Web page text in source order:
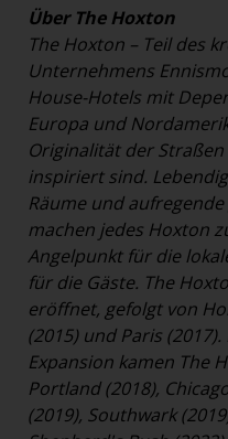
Über The Hoxton
The Hoxton – Teil des
Unternehmens
House-Hotels mit
Europa und
Originalität der
inspiriert sind.
Räume und
machen jedes Hoxton
Angelpunkt für die
für die Gäste. The
eröffnet, gefolgt von
(2015) und Paris
Expansion kamen The
Portland (2018),
(2019), Southwark